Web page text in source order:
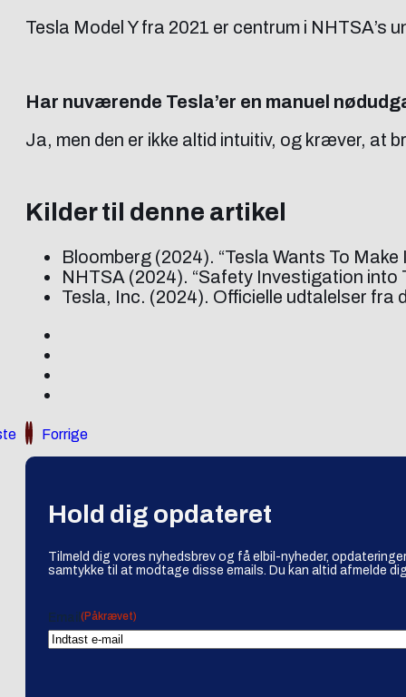
Tesla Model Y fra 2021 er centrum i
Har nuværende Tesla’er en manuel
Ja, men den er ikke altid intuitiv, og kræver, at
Kilder til denne artikel
Bloomberg (2024). “Tesla Wants To
NHTSA (2024). “Safety Investigation into
Tesla, Inc. (2024). Officielle udtalelser fra
Forrige
Hold dig opdateret
Tilmeld dig vores nyhedsbrev og få elbil-nyheder,
samtykke til at modtage disse emails. Du kan altid afmelde
Email (Påkrævet)